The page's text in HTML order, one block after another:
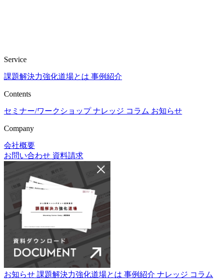
Service
課題解決力強化道場とは 事例紹介
Contents
セミナー/ワークショップ ナレッジ コラム お知らせ
Company
会社概要
お問い合わせ 資料請求
お知らせ 課題解決力強化道場とは 事例紹介 ナレッジ コラム